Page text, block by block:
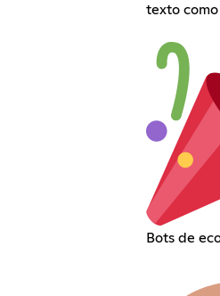
texto
Bots de